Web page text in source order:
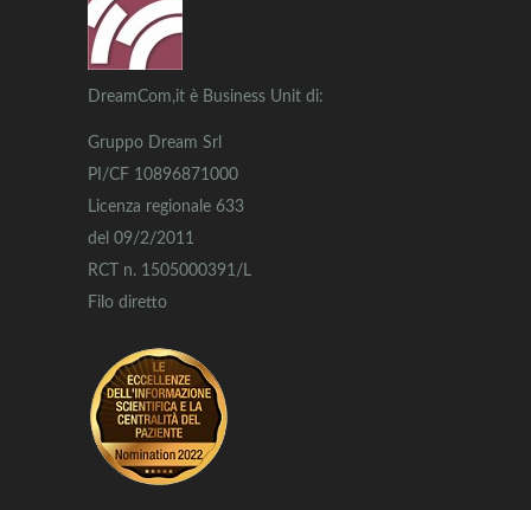
DreamCom,it è Business Unit di:
Gruppo Dream Srl
PI/CF 10896871000
Licenza regionale 633
del 09/2/2011
RCT n. 1505000391/L
Filo diretto